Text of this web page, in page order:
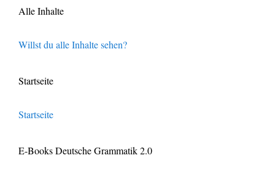
Alle Inhalte
Willst du alle Inhalte sehen?
Startseite
Startseite
E-Books Deutsche Grammatik 2.0